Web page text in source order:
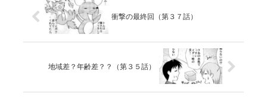
衝撃の最終回（第３７話）
地域差？年齢差？？（第３５話）